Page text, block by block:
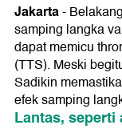
Jakarta-
samping langka
dapat memicu
(TTS). Meski
Sadikin
efek samping
Lantas, seperti